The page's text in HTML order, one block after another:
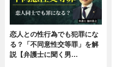
恋人との性行為でも犯罪にな
る？「不同意性交等罪」を解
説【弁護士に聞く男…